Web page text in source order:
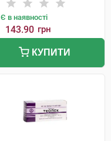
Є в наявності
143.90 грн
КУПИТИ